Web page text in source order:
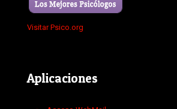
Visitar Psico.org
Aplicaciones